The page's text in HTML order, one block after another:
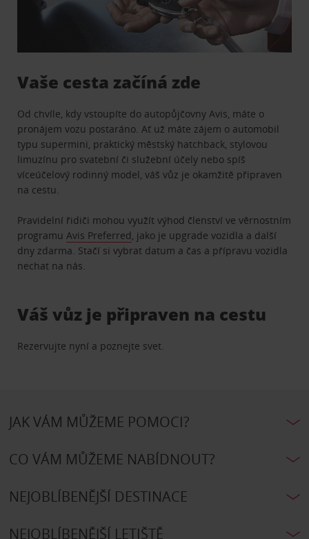
Vaše cesta začíná zde
Od chvíle, kdy vstoupíte do autopůjčovny Avis, máte o
pronájem vozu postaráno. Ať už máte zájem o automobil
typu supermini, praktický městský hatchback, stylovou
limuzínu pro svatební či služební účely nebo spíš
víceúčelový rodinný model, váš vůz je okamžitě připraven
na cestu.
Pravidelní řidiči mohou využít výhod členství ve věrnostním
programuAvis Preferred, jako je upgrade vozidla a další
dny zdarma. Stačí si vybrat datum a čas a přípravu vozidla
nechat na nás.
Váš vůz je připraven na cestu
Rezervujte nyní a poznejte svet.
JAK VÁM MŮŽEME POMOCI?
CO VÁM MŮŽEME NABÍDNOUT?
NEJOBLÍBENĚJŠÍ DESTINACE
NEJOBLÍBENĚJŠÍ LETIŠTĚ